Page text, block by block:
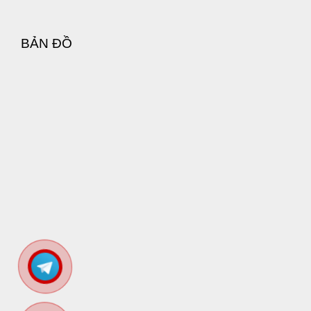
tay để giữ cơ vòng ở trạng thái dãn nở tối
đa.
BẢN ĐỒ